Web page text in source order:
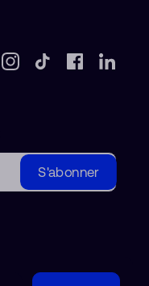
Courriel
S'abonner